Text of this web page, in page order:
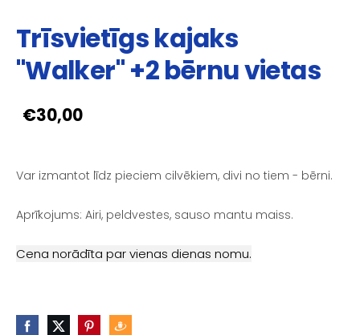
Trīsvietīgs kajaks
"Walker" +2 bērnu vietas
€30,00
Var izmantot līdz pieciem cilvēkiem, divi no tiem - bērni.
Aprīkojums: Airi, peldvestes, sauso mantu maiss.
Cena norādīta par vienas dienas nomu.